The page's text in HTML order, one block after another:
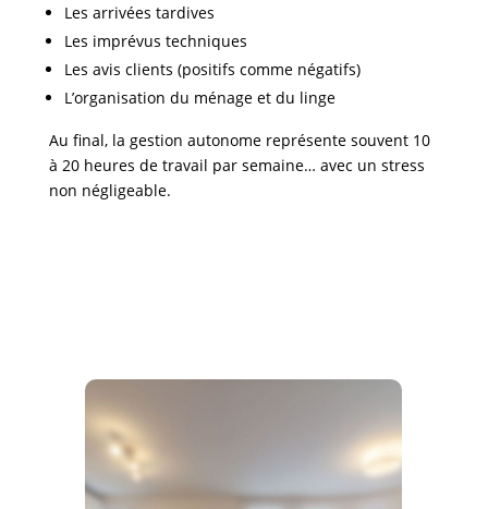
Les arrivées tardives
Les imprévus techniques
Les avis clients (positifs comme négatifs)
L’organisation du ménage et du linge
Au final, la gestion autonome représente souvent 10
à 20 heures de travail par semaine… avec un stress
non négligeable.